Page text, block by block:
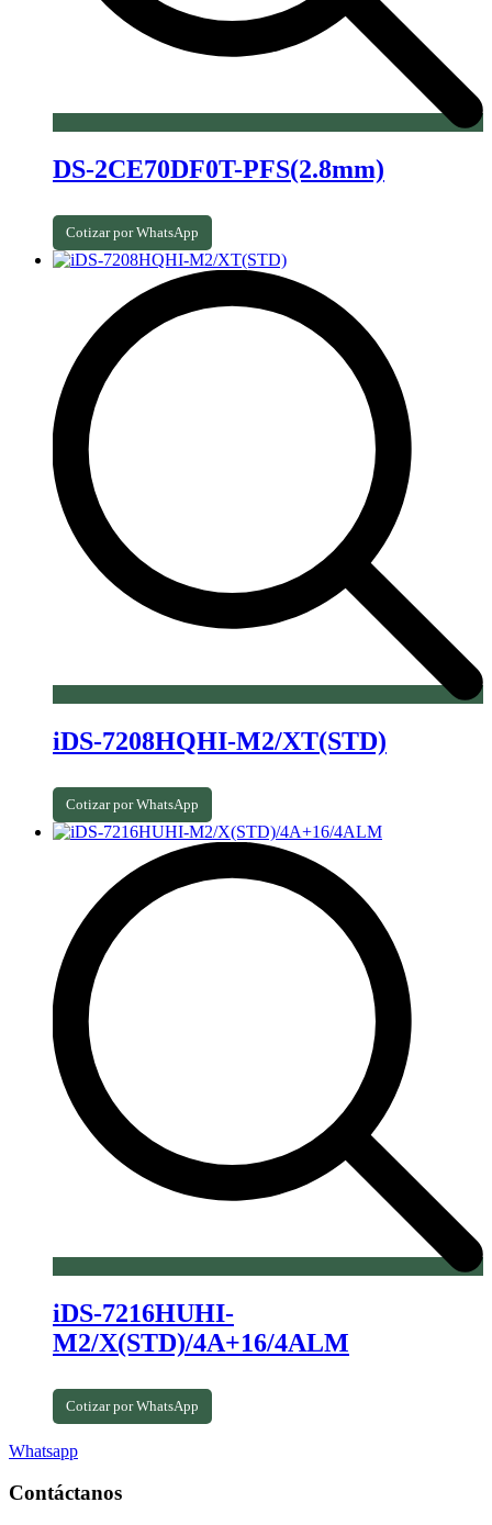
DS-2CE70DF0T-PFS(2.8mm)
Cotizar por WhatsApp
iDS-7208HQHI-M2/XT(STD)
Cotizar por WhatsApp
iDS-7216HUHI-
M2/X(STD)/4A+16/4ALM
Cotizar por WhatsApp
Whatsapp
Contáctanos